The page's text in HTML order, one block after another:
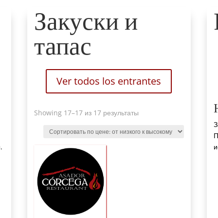
Закуски и
тапас
Ver todos los entrantes
Showing 17–17 из 17 результатыSorted
price: